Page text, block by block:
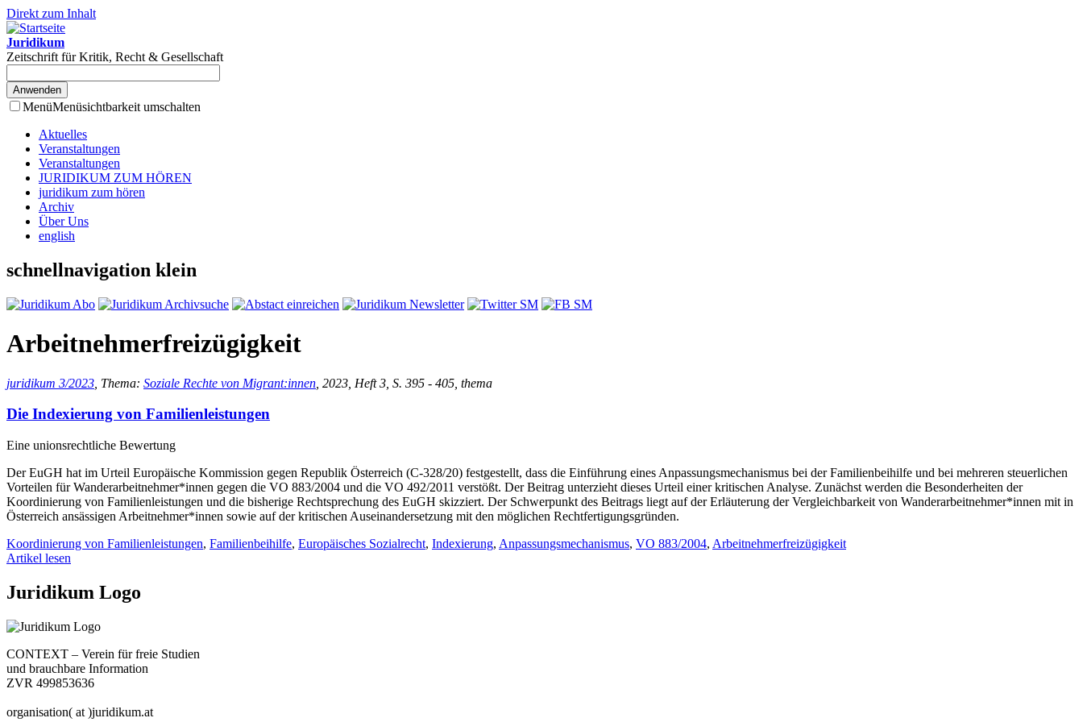
Direkt zum Inhalt
Juridikum
Zeitschrift für Kritik, Recht & Gesellschaft
MenüMenüsichtbarkeit umschalten
Aktuelles
Veranstaltungen
Veranstaltungen
JURIDIKUM ZUM HÖREN
juridikum zum hören
Archiv
Über Uns
english
schnellnavigation klein
Arbeitnehmerfreizügigkeit
juridikum 3/2023 , Thema: Soziale Rechte von Migrant:innen , 2023, Heft 3, S. 395 - 405, thema
Die Indexierung von Familienleistungen
Eine unionsrechtliche Bewertung
Der EuGH hat im Urteil Europäische Kommission gegen Republik Österreich (C-328/20) festgestellt, dass die Einführung eines Anpassungsmechanismus bei der Familienbeihilfe und bei mehreren steuerlichen
Vorteilen für Wanderarbeitnehmer*innen gegen die VO 883/2004 und die VO 492/2011 verstößt. Der Beitrag unterzieht dieses Urteil einer kritischen Analyse. Zunächst werden die Besonderheiten der
Koordinierung von Familienleistungen und die bisherige Rechtsprechung des EuGH skizziert. Der Schwerpunkt des Beitrags liegt auf der Erläuterung der Vergleichbarkeit von Wanderarbeitnehmer*innen mit in
Österreich ansässigen Arbeitnehmer*innen sowie auf der kritischen Auseinandersetzung mit den möglichen Rechtfertigungsgründen.
Koordinierung von Familienleistungen, Familienbeihilfe, Europäisches Sozialrecht, Indexierung, Anpassungsmechanismus, VO 883/2004, Arbeitnehmerfreizügigkeit
Artikel lesen
Juridikum Logo
CONTEXT – Verein für freie Studien
und brauchbare Information
ZVR 499853636
organisation( at )juridikum.at